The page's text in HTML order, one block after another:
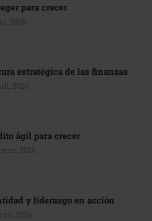
para crecer
2026
estratégica de las finanzas
2026
ágil para crecer
2026
y liderazgo en acción
2026